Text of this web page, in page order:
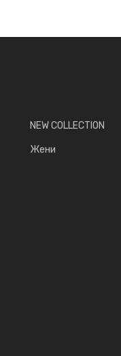
NEW COLLECTION
Жени